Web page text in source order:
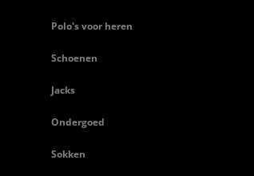
Polo's voor heren
Schoenen
Jacks
Ondergoed
Sokken